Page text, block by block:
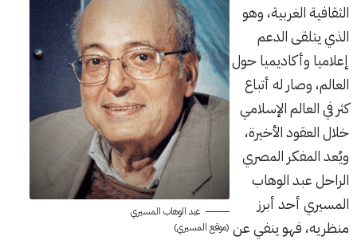
عبد الوهاب المسيري
(موقع المسيري)
الثقافية الغربية، وهو
الذي يتلقى الدعم
إعلاميا وأكاديميا حول
العالم، وصار له أتباع
كثر في العالم الإسلامي
خلال العقود الأخيرة،
ويُعد المفكر المصري
الراحل عبد الوهاب
المسيري أحد أبرز
منظريه، فهو ينفي عن